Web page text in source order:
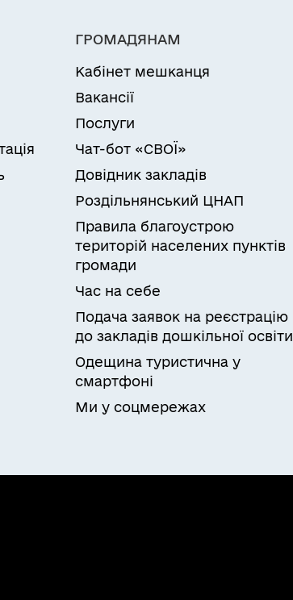
ГРОМАДЯНАМ
Кабінет мешканця
Вакансії
Послуги
Чат-бот «СВОЇ»
Довідник закладів
Роздільнянський ЦНАП
Правила благоустрою
територій населених пунктів
громади
Час на себе
Подача заявок на реєстрацію
до закладів дошкільної освіти
Одещина туристична у
смартфоні
Ми у соцмережах